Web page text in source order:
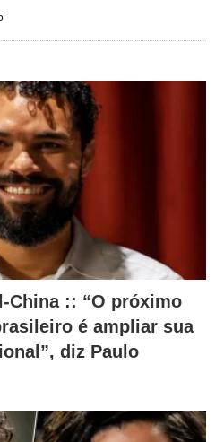
China :: “O próximo
é ampliar sua
diz Paulo